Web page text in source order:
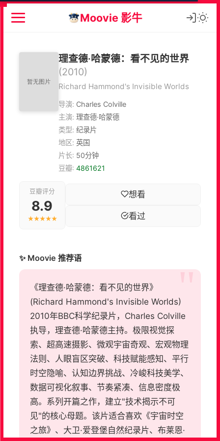
Moovie 影牛
理查德·哈蒙德：看不见的世界
(2010)
Richard Hammond's Invisible Worlds
导演: Charles Colville
主演: 理查德·哈蒙德
类型: 纪录片
地区: 英国
片长: 50分钟
豆瓣: 4861621
豆瓣评分
8.9
★★★★★
想看
看过
✨ Moovie 推荐语
《理查德·哈蒙德：看不见的世界》
(Richard Hammond's Invisible Worlds)
2010年BBC科学纪录片，Charles Colville
执导，理查德·哈蒙德主持。极限视觉探
索、超高速摄影、微观宇宙奇观、宏观物理
法则、人眼盲区突破、科技赋能感知、平行
时空隐喻、认知边界挑战、冷峻科技美学、
数据可视化叙事、节奏紧凑、信息密度极
高。系列开篇之作，建立"技术揭示不可
见"的核心母题。该片适合喜欢《宇宙时空
之旅》、大卫·爱登堡自然纪录片、布莱恩·